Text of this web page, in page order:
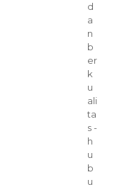
d
a
n
b
er
k
u
ali
ta
s -
h
u
b
u